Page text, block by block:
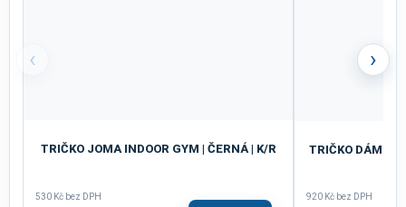
‹
TRIČKO JOMA INDOOR GYM | ČERNÁ | K/R
530 Kč bez DPH
TRIČKO
920 Kč bez DPH
›